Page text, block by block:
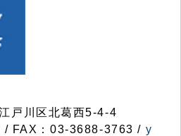
戸川区北葛西5-4-4
FAX：03-3688-3763 / y